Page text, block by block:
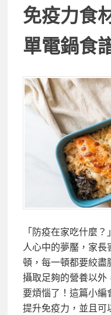
免疫力食
單電鍋食
「防疫在家吃什麼
人心中的夢靨，家長
頓，每一頓都要絞盡
攝取足夠的營養以外
要煩惱了！這篇小編
提升免疫力，並且可